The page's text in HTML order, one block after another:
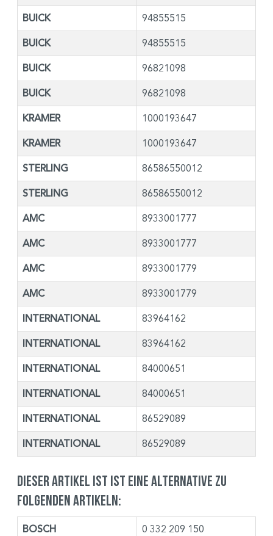
BUICK 94855515
BUICK 94855515
BUICK 96821098
BUICK 96821098
KRAMER 1000193647
KRAMER 1000193647
STERLING 86586550012
STERLING 86586550012
AMC 8933001777
AMC 8933001777
AMC 8933001779
AMC 8933001779
INTERNATIONAL 83964162
INTERNATIONAL 83964162
INTERNATIONAL 84000651
INTERNATIONAL 84000651
INTERNATIONAL 86529089
INTERNATIONAL 86529089
Dieser Artikel ist ist eine Alternative zu
folgenden Artikeln:
BOSCH 0 332 209 150